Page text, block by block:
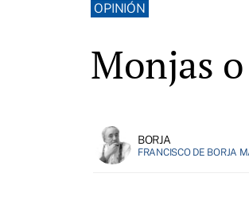
OPINIÓN
Monjas
BORJA
FRANCISCO DE BORJA